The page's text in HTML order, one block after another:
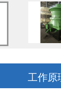
工作原